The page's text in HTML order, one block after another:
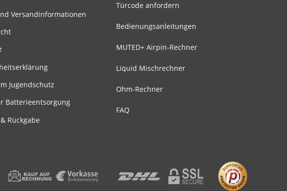
Versandinformationen
Jugendschutz
Batterieentsorgung
Rückgabe
Türcode anfordern
Bedienungsanleitungen
MUTED+ Airpin-Rechner
Liquid Mischrechner
Ohm-Rechner
FAQ